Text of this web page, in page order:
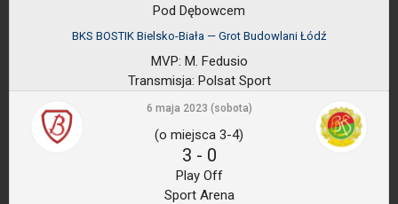
Pod Dębowcem
BKS BOSTIK Bielsko-Biała — Grot Budowlani Łódź
MVP: M. Fedusio
Transmisja: Polsat Sport
6 maja 2023 (sobota)
(o miejsca 3-4)
3 - 0
Play Off
Sport Arena